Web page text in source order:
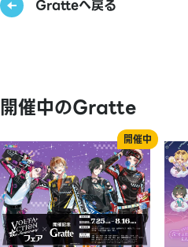
Gratteへ戻る
開催中のGratte